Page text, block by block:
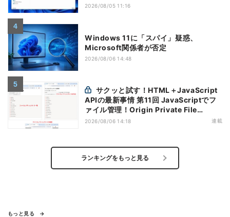
2026/08/05 11:16
Windows 11に「スパイ」疑惑、
Microsoft関係者が否定
2026/08/06 14:48
APIの最新事情 第11回 JavaScriptでフ
ァイル管理！Origin Private File
Systemを活用する
2026/08/06 14:18 連載
ランキングをもっと見る
もっと見る